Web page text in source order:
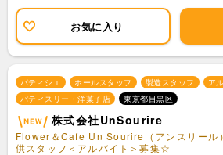
お気に入り
パティシエ ホールスタッフ 製造スタッフ
ア
パティスリー・洋菓子店
東京都目黒区
株式会社UnSourire
Flower＆Cafe Un Sourire（アンスリール
供スタッフ＜アルバイト＞募集☆